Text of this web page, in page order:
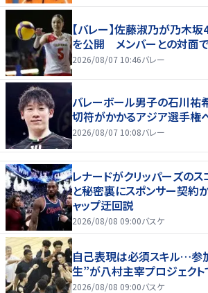
【バレー】佐藤淑乃が乃木
を公開 メンバーとの対面
2026/08/07 10:46バレー
バレーボール男子の石川
切符がかかるアジア選手権へ
2026/08/07 10:08バレー
レナードがクリッパーズの
と秘密裏にスポンサー契約
ャップ迂回説
2026/08/08 09:00バスケ
自己表現は必須スキル…参
生”が八村主宰プロジェク
2026/08/08 09:00バスケ